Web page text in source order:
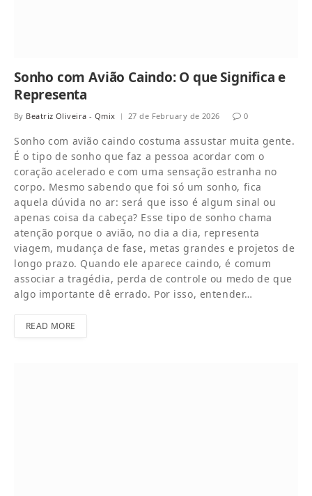
Sonho com Avião Caindo: O que Significa e
Representa
By Beatriz Oliveira - Qmix 27 de February de 2026 0
Sonho com avião caindo costuma assustar muita gente.
É o tipo de sonho que faz a pessoa acordar com o
coração acelerado e com uma sensação estranha no
corpo. Mesmo sabendo que foi só um sonho, fica
aquela dúvida no ar: será que isso é algum sinal ou
apenas coisa da cabeça? Esse tipo de sonho chama
atenção porque o avião, no dia a dia, representa
viagem, mudança de fase, metas grandes e projetos de
longo prazo. Quando ele aparece caindo, é comum
associar a tragédia, perda de controle ou medo de que
algo importante dê errado. Por isso, entender…
READ MORE